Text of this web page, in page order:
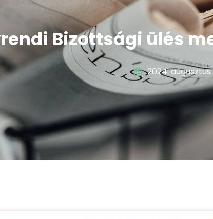
Bizottsági ülés
2024. augusztus